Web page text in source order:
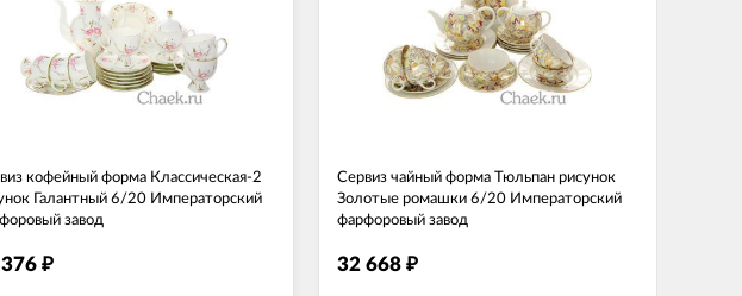
кофейный форма Классическая-2
Галантный 6/20 Императорский
завод
₽
Сервиз чайный форма Тюльпан рисунок
Золотые ромашки 6/20 Императорский
фарфоровый завод
32 668 ₽